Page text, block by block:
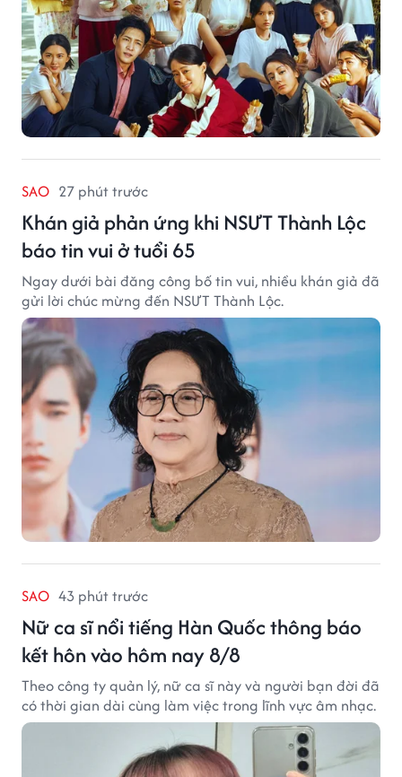
SAO 27 phút trước
Khán giả phản ứng khi NSƯT Thành Lộc
báo tin vui ở tuổi 65
Ngay dưới bài đăng công bố tin vui, nhiều khán giả đã
gửi lời chúc mừng đến NSƯT Thành Lộc.
SAO 43 phút trước
Nữ ca sĩ nổi tiếng Hàn Quốc thông báo
kết hôn vào hôm nay 8/8
Theo công ty quản lý, nữ ca sĩ này và người bạn đời đã
có thời gian dài cùng làm việc trong lĩnh vực âm nhạc.